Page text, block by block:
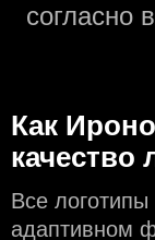
согласно
Как
качество
Все
адаптивном